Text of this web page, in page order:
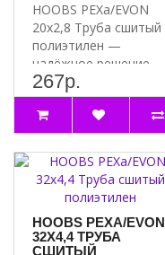
HOOBS PEXa/EVON
20х2,8 Труба сшитый
полиэтилен —
надёжное решение
для вашей системы
водоснабже..
267р.
HOOBS PEXA/EVON
32Х4,4 ТРУБА
СШИТЫЙ